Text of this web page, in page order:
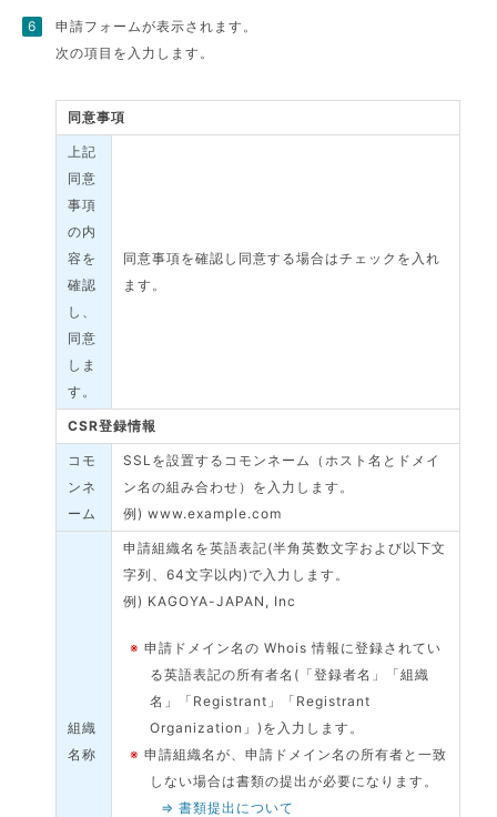
申請フォームが表示されます。
次の項目を入力します。
同意事項
上記
同意
事項
の内
容を
確認
し、
同意
しま
す。
同意事項を確認し同意する場合はチェックを入れ
ます。
CSR登録情報
コモ
ンネ
ーム
SSLを設置するコモンネーム（ホスト名とドメイ
ン名の組み合わせ）を入力します。
例) www.example.com
組織
名称
申請組織名を英語表記(半角英数文字および以下文
字列、64文字以内)で入力します。
例) KAGOYA-JAPAN, Inc
※申請ドメイン名の Whois 情報に登録されてい
る英語表記の所有者名(「登録者名」「組織
名」「Registrant」「Registrant
Organization」)を入力します。
※申請組織名が、申請ドメイン名の所有者と一致
しない場合は書類の提出が必要になります。
⇒ 書類提出について